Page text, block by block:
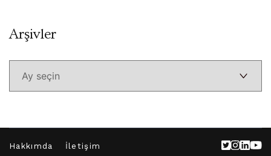
ArşivlerArşivler
Hakkımda İletişim